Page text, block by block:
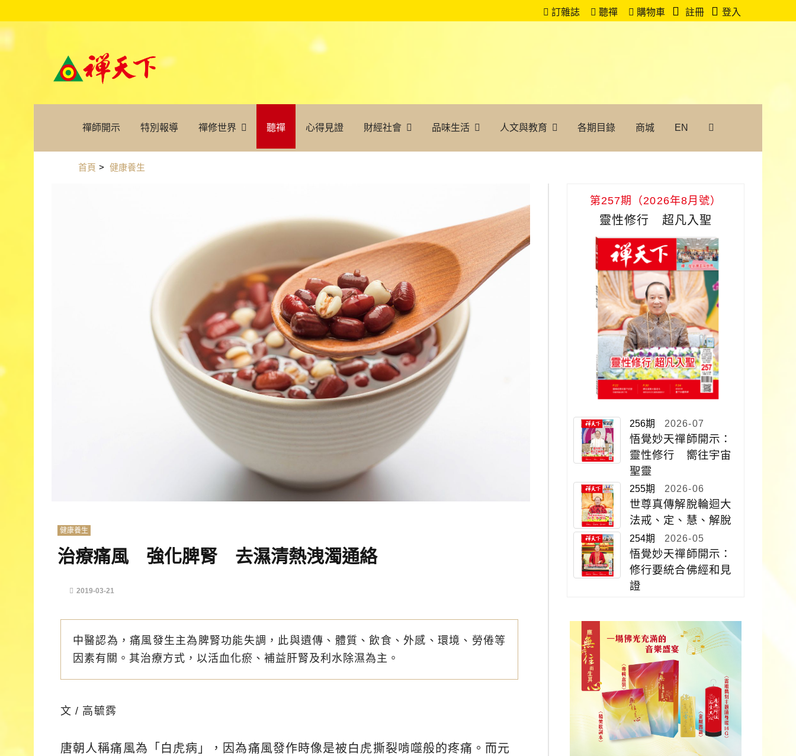
訂雜誌 聽禪 購物車 註冊 登入
禪師開示 特別報導 禪修世界 聽禪 心得見證 財經社會 品味生活 人文與教育 各期目錄 商城 EN
首頁 > 健康養生
健康養生
治療痛風 強化脾腎 去濕清熱洩濁通絡
2019-03-21
中醫認為，痛風發生主為脾腎功能失調，此與遺傳、體質、飲食、外感、環境、勞倦等
因素有關。其治療方式，以活血化瘀、補益肝腎及利水除濕為主。
文 / 高毓霠
唐朝人稱痛風為「白虎病」，因為痛風發作時像是被白虎撕裂啃噬般的疼痛。而元
第257期（2026年8月號）
靈性修行 超凡入聖
256期 2026-07
悟覺妙天禪師開示：
靈性修行 嚮往宇宙
聖靈
255期 2026-06
世尊真傳解脫輪迴大
法戒、定、慧、解脫
254期 2026-05
悟覺妙天禪師開示：
修行要統合佛經和見
證